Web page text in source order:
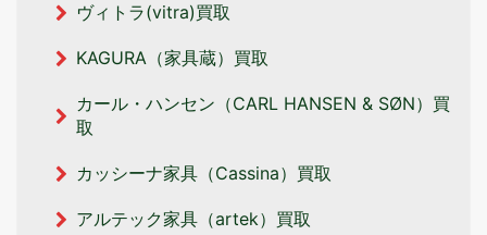
ヴィトラ(vitra)買取
KAGURA（家具蔵）買取
カール・ハンセン（CARL HANSEN & SØN）買
取
カッシーナ家具（Cassina）買取
アルテック家具（artek）買取